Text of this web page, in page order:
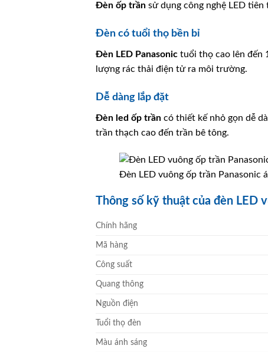
Đèn ốp trần sử dụng công nghệ LED
Đèn có tuổi thọ bền bỉ
Đèn LED Panasonic tuổi thọ cao lên đến
lượng rác thải điện tử ra môi trường.
Dễ dàng lắp đặt
Đèn led ốp trần có thiết kế nhỏ gọn dễ
trần thạch cao đến trần bê tông.
Đèn LED vuông ốp trần Panasonic
Thông số kỹ thuật của đèn
Chính hãng
Mã hàng
Công suất
Quang thông
Nguồn điện
Tuổi thọ đèn
Màu ánh sáng